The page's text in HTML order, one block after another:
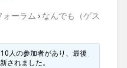
ォーラム › なんでも（ゲス
人の参加者があり、最後
されました。